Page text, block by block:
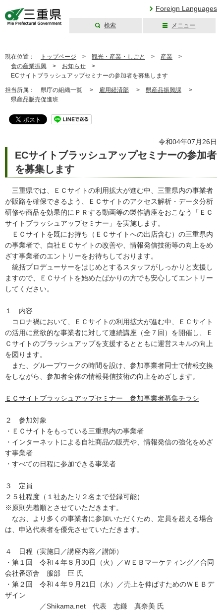
Foreign Languages
検索 メニュー
現在位置： トップページ > 観光・産業・しごと > 産業 >
食の産業振興 > お知らせ >
ECサイトブラッシュアップセミナーの参加者を募集します
担当所属： 県庁の組織一覧 > 雇用経済部 > 県産品振興課 >
県産品販売促進班
令和04年07月26日
ECサイトブラッシュアップセミナーの参加者
を募集します
三重県では、ＥＣサイトの利用拡大が進む中、三重県内の事業者
が販路を確保できるよう、ＥＣサイトのアクセス解析・データ分析
研修や商品を効果的にＰＲする動画等の製作講座をおこなう「ＥＣ
サイトブラッシュアップセミナー」を実施します。
ＥＣサイトを既にお持ち（ＥＣサイトへの出店含む）の三重県内
の事業者で、自社ＥＣサイトの改善や、情報発信技術等の向上をめ
ざす事業者のエントリーをお待ちしております。
統括プロデューサーをはじめとするスタッフがしっかりと支援し
ますので、ＥＣサイトを始めたばかりの方でも安心してエントリー
してください。
１ 内容
コロナ禍において、ＥＣサイトの利用拡大が進む中、ＥＣサイト
の活用に意欲的な事業者に対して連続講座（全７回）を開催し、Ｅ
Ｃサイトのブラッシュアップを支援するとともに運営スキルの向上
を図ります。
また、グループワークの時間を設け、参加事業者同士で情報交換
をしながら、参加者全体の情報発信技術の向上をめざします。
ＥＣサイトブラッシュアップセミナー 参加事業者募集チラシ
２ 参加対象
・ＥＣサイトをもっている三重県内の事業者
・インターネットによる自社商品の販売や、情報発信の強化をめざ
す事業者
・すべての日程に参加できる事業者
３ 定員
２５社程度（１社あたり２名まで登録可能）
※原則先着順とさせていただきます。
なお、より多くの事業者に参加いただくため、定員を超える場合
は、申込代表者を優先させていただきます。
４ 日程（実施日／講座内容／講師）
・第１回 令和４年８月30日（火）／ＷＥＢマーケティング／合同
会社番頭舎 服部 巨 氏
・第２回 令和４年９月21日（水）／売上を伸ばすためのＷＥＢデ
ザイン
／Shikama.net 代表 志鎌 真奈美 氏